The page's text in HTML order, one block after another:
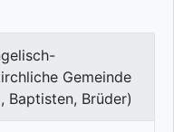
Gemeinde
Baptisten, Brüder)